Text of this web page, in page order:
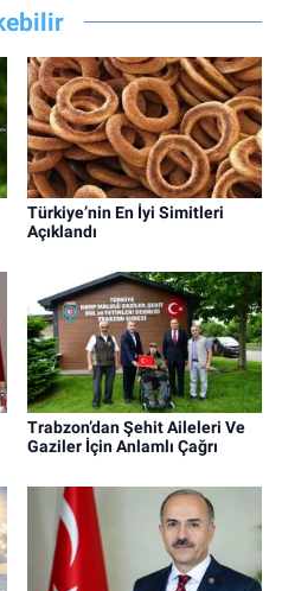
Türkiye’nin En İyi Simitleri
Açıklandı
Trabzon’dan Şehit Aileleri Ve
Gaziler İçin Anlamlı Çağrı